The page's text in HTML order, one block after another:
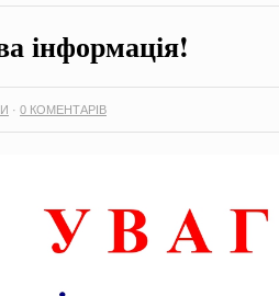
інформація!
· 0 КОМЕНТАРІВ